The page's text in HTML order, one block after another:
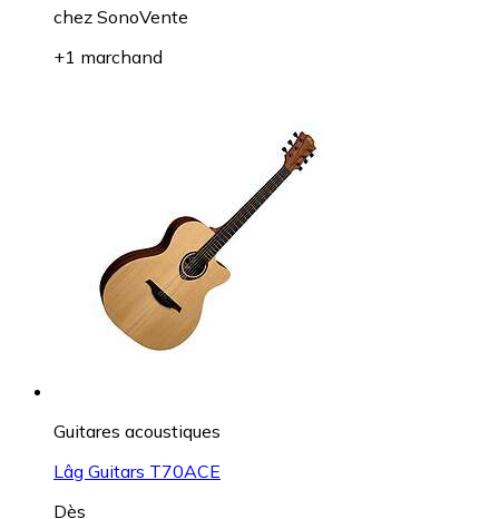
chez SonoVente
+1 marchand
Guitares acoustiques
Lâg Guitars T70ACE
Dès